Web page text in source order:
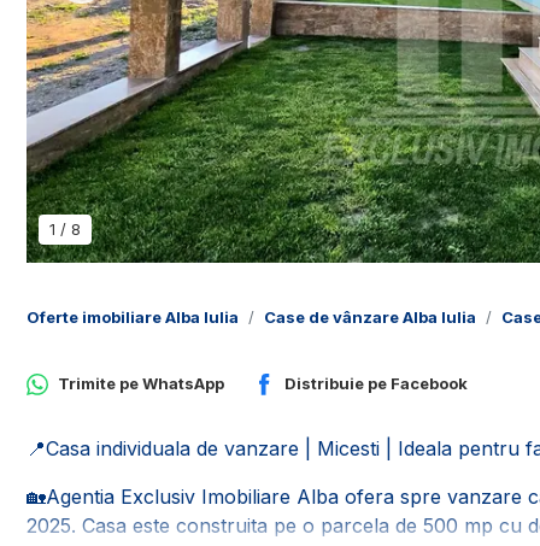
1 / 8
Oferte imobiliare Alba Iulia Case de vânzare Alba Iulia
Trimite peWhatsApp Distribuie pe Facebook
📍Casa individuala de vanzare | Micesti | Ideala pentru
🏡Agentia Exclusiv Imobiliare Alba ofera spre vanzare
2025. Casa este construita pe o parcela de 500 mp cu